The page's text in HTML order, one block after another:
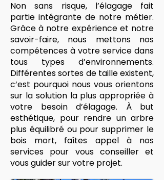
Non sans risque, l’élagage fait
partie intégrante de notre métier.
Grâce à notre expérience et notre
savoir-faire, nous mettons nos
compétences à votre service dans
tous types d’environnements.
Différentes sortes de taille existent,
c’est pourquoi nous vous orientons
sur la solution la plus appropriée à
votre besoin d’élagage. À but
esthétique, pour rendre un arbre
plus équilibré ou pour supprimer le
bois mort, faîtes appel à nos
services pour vous conseiller et
vous guider sur votre projet.